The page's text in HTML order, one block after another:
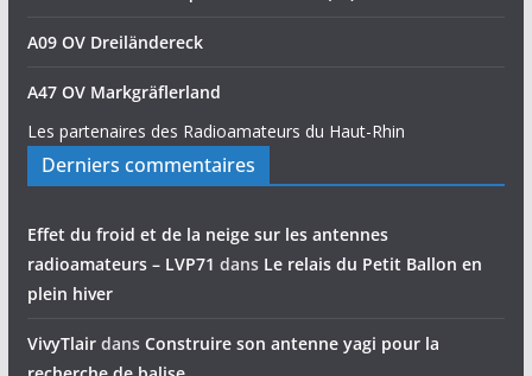
A09 OV Dreiländereck
A47 OV Markgräflerland
Les partenaires des Radioamateurs du Haut-Rhin
Derniers commentaires
Effet du froid et de la neige sur les antennes
radioamateurs – LVP71 dans Le relais du Petit Ballon en
plein hiver
VivyTlairdans Construire son antenne yagi pour la